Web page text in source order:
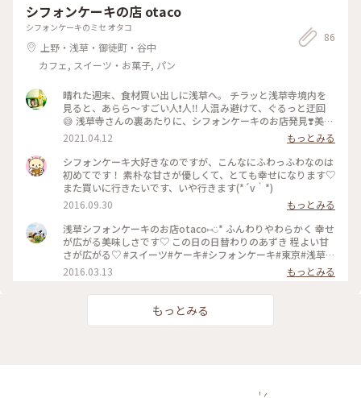
シフォンケーキの店 otaco
シフォンケーキのミセ オタコ
上野・浅草・御徒町・谷中
カフェ, スイーツ・お菓子, パン
86
晴れた週末、食材買い出しに浅草へ。 チラッと浅草寺境内を
見ると、あらら〜すごい人❗️人‼️ 人混み避けて、ぐるっと迂回
😅 浅草寺さんの裏あたりに、シフォンケーキのお店発見❣️美味
しそうだなぁ〜 一回通り過ぎたけど、おいしいものアンテナが
反応して戻りました😅買いました😂 抹茶とココアは売り切れ
てたみたいで、プレーン(@¥270)と紅茶(@¥280)を買いまし
た。 米粉のシフォンケーキ、ホワホワでやさしい味❤️ ふむふ
む、無糖練乳も使ってるのね🤔 最後の写真は、真似して作っ
た私のシフォンケーキ😊 時々、プロの味を味わってブラッシ
ュアップしなきゃ😁 #下町散歩 #ほんわかスイーツ #DIY
2021.04.12
もっとみる
シフォンケーキ大好きなのですが、こんなにふわっふわなのは
初めてです！ 素朴な甘さが優しくて、とても幸せになります♡
また買いに行きたいです、いや行きます(*´v｀*)
2016.09.30
もっとみる
浅草シフォンケーキのお店otaco⑅◡̈* ふんわりやわらかく 幸せ
が広がる美味しさです♡ この日の日替わりのあずき 程よい甘
さが広がる♡ #スイーツ#ケーキ#シフォンケーキ#東京#浅草
#otaco#ココア#抹茶#あずき
2016.03.13 もっとみる
もっとみる